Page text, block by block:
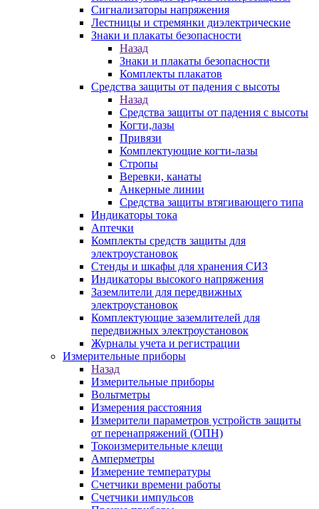
Сигнализаторы напряжения
Лестницы и стремянки диэлектрические
Знаки и плакаты безопасности
Назад
Знаки и плакаты безопасности
Комплекты плакатов
Средства защиты от падения с высоты
Назад
Средства защиты от падения с высоты
Когти,лазы
Привязи
Комплектующие когти-лазы
Стропы
Веревки, канаты
Анкерные линии
Средства защиты втягивающего типа
Индикаторы тока
Аптечки
Комплекты средств защиты для
электроустановок
Стенды и шкафы для хранения СИЗ
Индикаторы высокого напряжения
Заземлители для передвижных
электроустановок
Комплектующие заземлителей для
передвижных электроустановок
Журналы учета и регистрации
Измерительные приборы
Назад
Измерительные приборы
Вольтметры
Измерения расстояния
Измерители параметров устройств защиты
от перенапряжений (ОПН)
Токоизмерительные клещи
Амперметры
Измерение температуры
Счетчики времени работы
Счетчики импульсов